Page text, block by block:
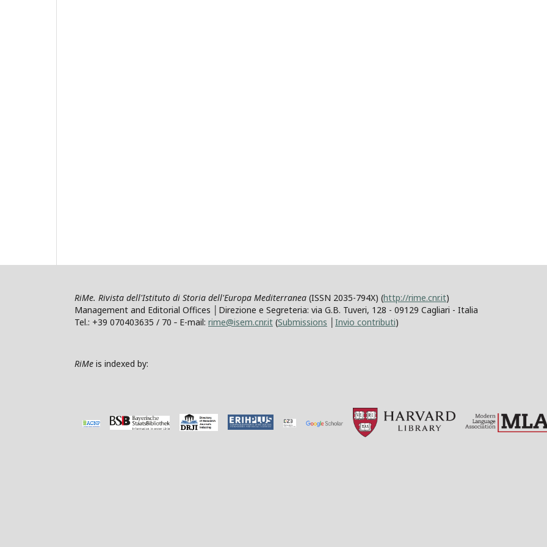
RiMe. Rivista dell'Istituto di Storia dell'Europa Mediterranea (ISSN 2035-794X) (http://rime.cnr.it)
Management and Editorial Offices │Direzione e Segreteria: via G.B. Tuveri, 128 - 09129 Cagliari - Italia
Tel.: +39 070403635 / 70 ‐ E-mail: rime@isem.cnr.it (Submissions Invio contributi)
RiMe is indexed by: